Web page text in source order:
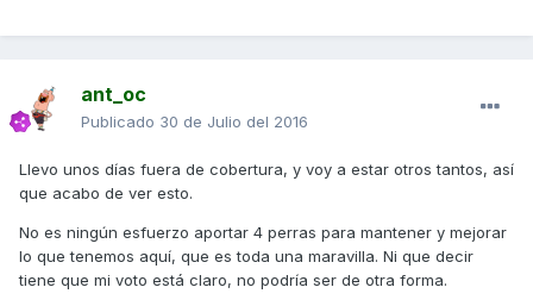
ant_oc
Publicado 30 de Julio del 2016
Llevo unos días fuera de cobertura, y voy a estar otros tantos, así
que acabo de ver esto.
No es ningún esfuerzo aportar 4 perras para mantener y mejorar
lo que tenemos aquí, que es toda una maravilla. Ni que decir
tiene que mi voto está claro, no podría ser de otra forma.